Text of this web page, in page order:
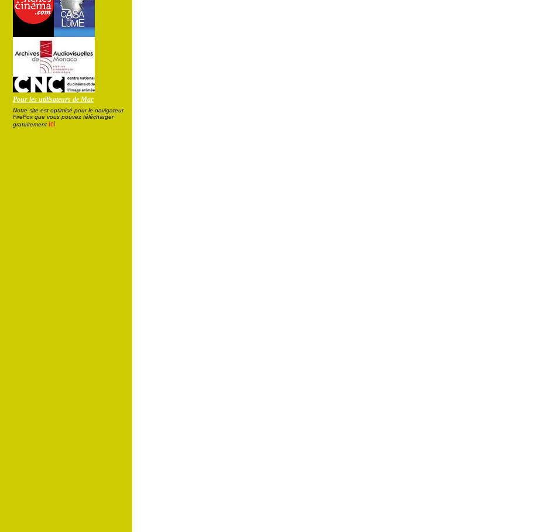
Pour les utilisateurs de Mac
Notre site est optimisé pour le navigateur
FireFox que vous pouvez télécharger
gratuitement ici